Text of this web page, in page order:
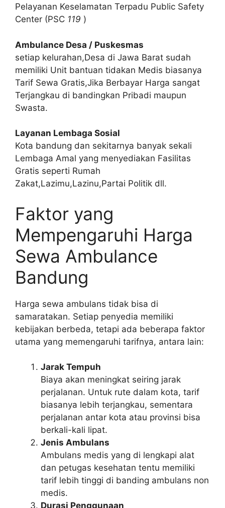
Pelayanan Keselamatan Terpadu Public Safety
Center (PSC 119 )
Ambulance Desa / Puskesmas
setiap kelurahan,Desa di Jawa Barat sudah
memiliki Unit bantuan tidakan Medis biasanya
Tarif Sewa Gratis,Jika Berbayar Harga sangat
Terjangkau di bandingkan Pribadi maupun
Swasta.
Layanan Lembaga Sosial
Kota bandung dan sekitarnya banyak sekali
Lembaga Amal yang menyediakan Fasilitas
Gratis seperti Rumah
Zakat,Lazimu,Lazinu,Partai Politik dll.
Faktor yang
Mempengaruhi Harga
Sewa Ambulance
Bandung
Harga sewa ambulans tidak bisa di
samaratakan. Setiap penyedia memiliki
kebijakan berbeda, tetapi ada beberapa faktor
utama yang memengaruhi tarifnya, antara lain:
Jarak Tempuh
Biaya akan meningkat seiring jarak
perjalanan. Untuk rute dalam kota, tarif
biasanya lebih terjangkau, sementara
perjalanan antar kota atau provinsi bisa
berkali-kali lipat.
Jenis Ambulans
Ambulans medis yang di lengkapi alat
dan petugas kesehatan tentu memiliki
tarif lebih tinggi di banding ambulans non
medis.
Durasi Penggunaan